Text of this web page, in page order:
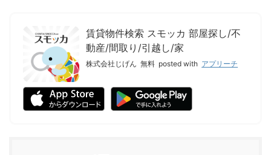
賃貸物件検索 スモッカ 部屋探し/不
動産/間取り/引越し/家
株式会社じげん 無料 posted with アプリーチ